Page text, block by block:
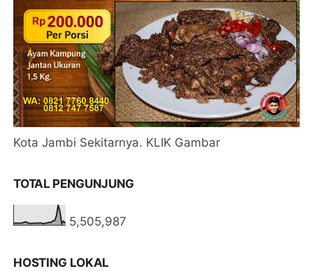
Kota Jambi Sekitarnya. KLIK Gambar
TOTAL PENGUNJUNG
5,505,987
HOSTING LOKAL